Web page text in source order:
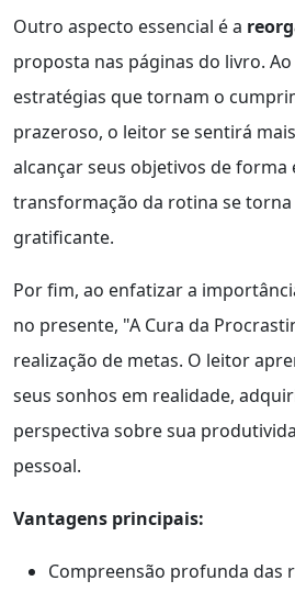
Outro aspecto essencial é a
proposta nas páginas do livro.
estratégias que tornam o
prazeroso, o leitor se sentirá
alcançar seus objetivos de forma
transformação da rotina se torna
gratificante.
Por fim, ao enfatizar a
no presente, "A Cura da
realização de metas. O leitor
seus sonhos em realidade,
perspectiva sobre sua
pessoal.
Vantagens principais:
Compreensão profunda das